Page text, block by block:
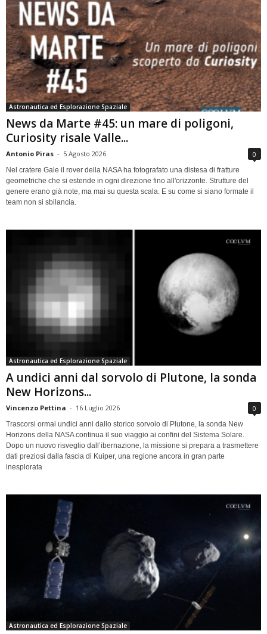
Astronautica ed Esplorazione Spaziale
News da Marte #45: un mare di poligoni,
Curiosity risale Valle...
Antonio Piras - 5 Agosto 2026 0
Nel cratere Gale il rover della NASA ha fotografato una distesa di fratture
geometriche che si estende in ogni direzione fino all'orizzonte. Strutture del
genere erano già note, ma mai su questa scala. E su come si siano formate il
team non si sbilancia.
Astronautica ed Esplorazione Spaziale
A undici anni dal sorvolo di Plutone, la sonda
New Horizons...
Vincenzo Pettina - 16 Luglio 2026 0
Trascorsi ormai undici anni dallo storico sorvolo di Plutone, la sonda New
Horizons della NASA continua il suo viaggio ai confini del Sistema Solare.
Dopo un nuovo risveglio dall’ibernazione, la missione si prepara a trasmettere
dati preziosi dalla fascia di Kuiper, una regione ancora in gran parte
inesplorata
Astronautica ed Esplorazione Spaziale